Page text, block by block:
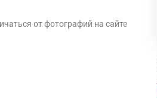
от фотографий на сайте